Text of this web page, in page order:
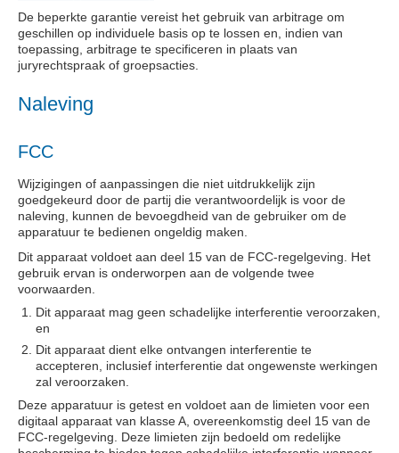
De beperkte garantie vereist het gebruik van arbitrage om
geschillen op individuele basis op te lossen en, indien van
toepassing, arbitrage te specificeren in plaats van
juryrechtspraak of groepsacties.
Naleving
FCC
Wijzigingen of aanpassingen die niet uitdrukkelijk zijn
goedgekeurd door de partij die verantwoordelijk is voor de
naleving, kunnen de bevoegdheid van de gebruiker om de
apparatuur te bedienen ongeldig maken.
Dit apparaat voldoet aan deel 15 van de FCC-regelgeving. Het
gebruik ervan is onderworpen aan de volgende twee
voorwaarden.
Dit apparaat mag geen schadelijke interferentie veroorzaken,
en
Dit apparaat dient elke ontvangen interferentie te
accepteren, inclusief interferentie dat ongewenste werkingen
zal veroorzaken.
Deze apparatuur is getest en voldoet aan de limieten voor een
digitaal apparaat van klasse A, overeenkomstig deel 15 van de
FCC-regelgeving. Deze limieten zijn bedoeld om redelijke